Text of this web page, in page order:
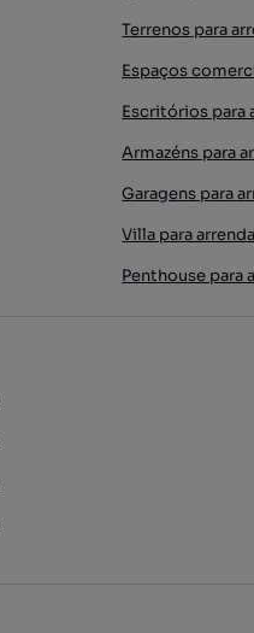
Terrenos para
Espaços
Escritórios para
Armazéns para
Garagens para
Villa para
Penthouse para